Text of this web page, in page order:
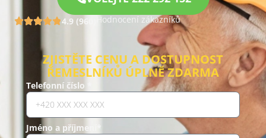
4.9 (960) Hodnocení zákazníků
ZJISTĚTE CENU A DOSTUPNOST
ŘEMESLNÍKŮ ÚPLNĚ ZDARMA
Telefonní číslo *
Jméno a příjmení*